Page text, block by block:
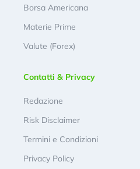
Borsa Americana
Materie Prime
Valute (Forex)
Contatti & Privacy
Redazione
Risk Disclaimer
Termini e Condizioni
Privacy Policy